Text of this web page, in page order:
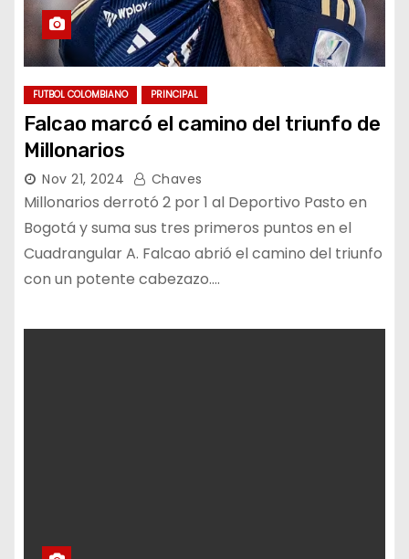
FUTBOL COLOMBIANO PRINCIPAL
Falcao marcó el camino del triunfo de
Millonarios
Nov 21, 2024 Chaves
Millonarios derrotó 2 por 1 al Deportivo Pasto en
Bogotá y suma sus tres primeros puntos en el
Cuadrangular A. Falcao abrió el camino del triunfo
con un potente cabezazo.…